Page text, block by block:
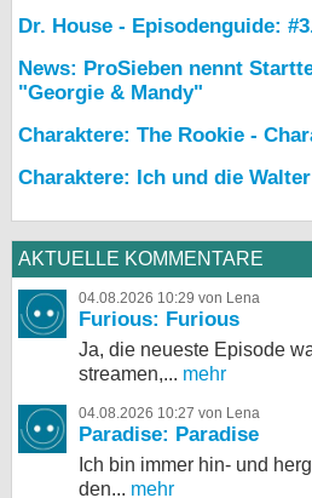
Dr. House - Episodenguide:
News: ProSieben nennt
"Georgie & Mandy"
Charaktere: The Rookie -
Charaktere: Ich und die
AKTUELLE KOMMENTARE
04.08.2026 10:29 von Lena
Furious: Furious
Ja, die neueste Episode
streamen,... mehr
04.08.2026 10:27 von Lena
Paradise: Paradise
Ich bin immer hin- und
den... mehr